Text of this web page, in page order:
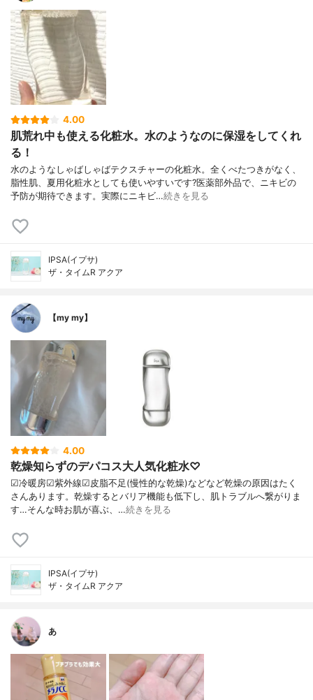
4.00
肌荒れ中も使える化粧水。水のようなのに保湿をしてくれ
る！
水のようなしゃばしゃばテクスチャーの化粧水。全くべたつきがなく、
脂性肌、夏用化粧水としても使いやすいです?医薬部外品で、ニキビの
予防が期待できます。実際にニキビ…続きを見る
IPSA(イプサ)
ザ・タイムR アクア
【my my】
4.00
乾燥知らずのデパコス大人気化粧水♡
☑︎冷暖房☑︎紫外線☑︎皮脂不足(慢性的な乾燥)などなど乾燥の原因はたく
さんあります。乾燥するとバリア機能も低下し、肌トラブルへ繋がりま
す…そんな時お肌が喜ぶ、…続きを見る
IPSA(イプサ)
ザ・タイムR アクア
あ